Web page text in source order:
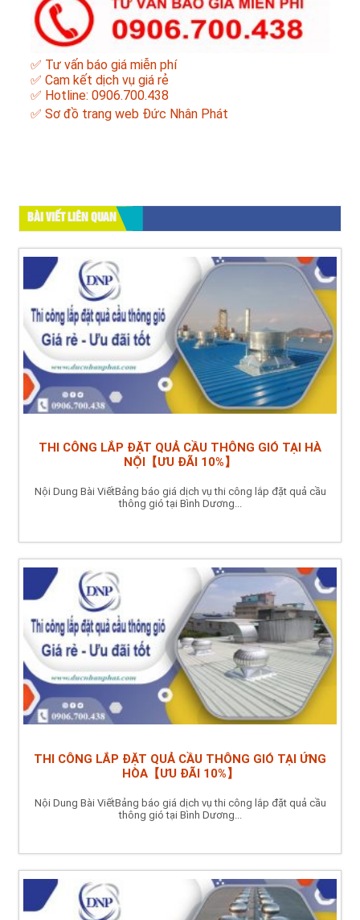
✅ Tư vấn báo giá miễn phí
✅ Cam kết dịch vụ giá rẻ
✅ Hotline: 0906.700.438
✅ Sơ đồ trang web Đức Nhân Phát
BÀI VIẾT LIÊN QUAN
THI CÔNG LẮP ĐẶT QUẢ CẦU THÔNG GIÓ TẠI HÀ
NỘI【ƯU ĐÃI 10%】
Nội Dung Bài ViếtBảng báo giá dịch vụ thi công lắp đặt quả cầu
thông gió tại Bình Dương...
THI CÔNG LẮP ĐẶT QUẢ CẦU THÔNG GIÓ TẠI ỨNG
HÒA【ƯU ĐÃI 10%】
Nội Dung Bài ViếtBảng báo giá dịch vụ thi công lắp đặt quả cầu
thông gió tại Bình Dương...